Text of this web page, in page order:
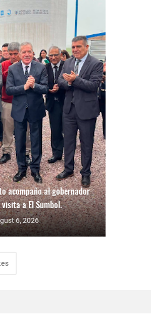
acompaño al gobernador
a El Sumbol.
6, 2026